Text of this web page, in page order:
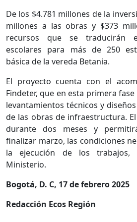
De los $4.781 millones de la
millones a las obras y $373
recursos que se traducirán
escolares para más de 250
básica de la vereda Betania.
El proyecto cuenta con el
Findeter, que en esta primera
levantamientos técnicos y
de las obras de infraestructura.
durante dos meses y
finalizar marzo, las condiciones
la ejecución de los trabajos,
Ministerio.
Bogotá, D. C, 17 de febrero 2025
Redacción Ecos Región